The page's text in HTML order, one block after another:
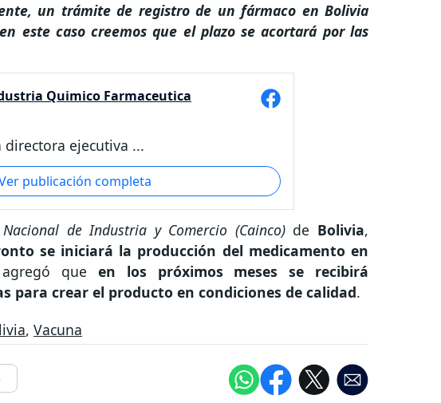
un trámite de registro de un fármaco en Bolivia
este caso creemos que el plazo se acortará por las
Quimico Farmaceutica
directora ejecutiva ...
publicación completa
de Industria y Comercio (Cainco) de Bolivia,
se iniciará la producción del medicamento en
que en los próximos meses se recibirá
para crear el producto en condiciones de calidad.
, Vacuna